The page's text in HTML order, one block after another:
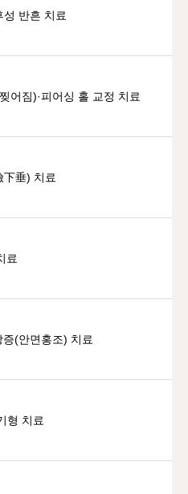
성 반흔 치료
어짐)·피어싱 홀 교정 치료
下垂) 치료
료
증(안면홍조) 치료
형 치료